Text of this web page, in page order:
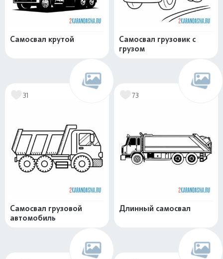
Самосвал крутой
Самосвал грузовик с
грузом
31
Самосвал грузовой
автомобиль
73
Длинный самосвал